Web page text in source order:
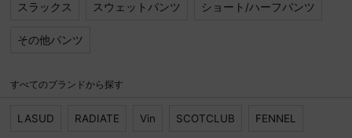
スラックス スウェットパンツ ショート/ハーフパンツ
その他パンツ
すべてのブランドから探す
LASUD RADIATE Vin SCOTCLUB FENNEL